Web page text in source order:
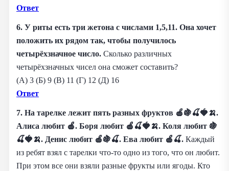
Ответ
6. У риты есть три жетона с числами 1,5,11. Она хочет
положить их рядом так, чтобы получилось
четырёхзначное число. Сколько различных
четырёхзначных чисел она сможет составить?
(А) 3 (Б) 9 (В) 11 (Г) 12 (Д) 16
Ответ
7. На тарелке лежит пять разных фруктов 🍎🍇🍒🍓🍌.
Алиса любит 🍎. Боря любит 🍎🍒🍓🍌. Коля любит 🍇
🍒🍓🍌. Денис любит 🍎🍇🍒. Ева любит 🍎🍒. Каждый
из ребят взял с тарелки что-то одно из того, что он любит.
При этом все они взяли разные фрукты или ягоды. Кто